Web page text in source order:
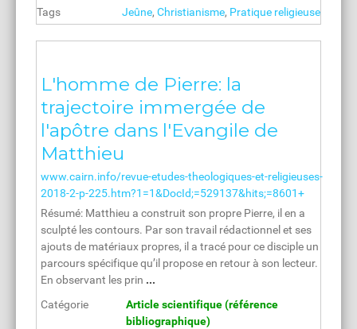
Tags
Jeûne, Christianisme, Pratique religieuse
L'homme de Pierre: la
trajectoire immergée de
l'apôtre dans l'Evangile de
Matthieu
www.cairn.info/revue-etudes-theologiques-et-religieuses-
2018-2-p-225.htm?1=1&DocId;=529137&hits;=8601+
Résumé: Matthieu a construit son propre Pierre, il en a
sculpté les contours. Par son travail rédactionnel et ses
ajouts de matériaux propres, il a tracé pour ce disciple un
parcours spécifique qu’il propose en retour à son lecteur.
En observant les prin ...
Catégorie
Article scientifique (référence
bibliographique)